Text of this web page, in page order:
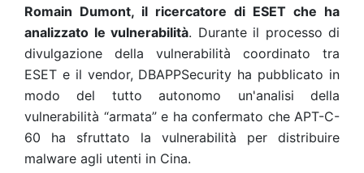
Romain Dumont, il ricercatore di ESET che ha
analizzato le vulnerabilità. Durante il processo di
divulgazione della vulnerabilità coordinato tra
ESET e il vendor, DBAPPSecurity ha pubblicato in
modo del tutto autonomo un'analisi della
vulnerabilità “armata” e ha confermato che APT-C-
60 ha sfruttato la vulnerabilità per distribuire
malware agli utenti in Cina.